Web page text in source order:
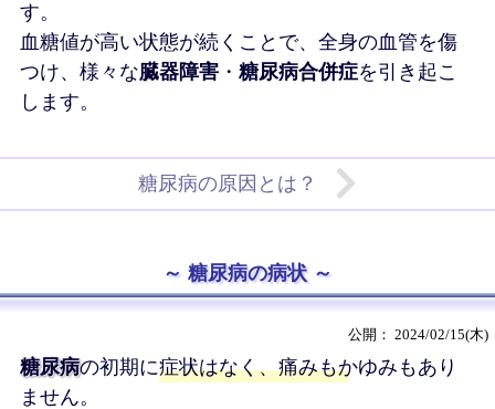
す。
血糖値が高い状態が続くことで、全身の血管を傷
つけ、様々な臓器障害 ・ 糖尿病合併症を引き起こ
します。
糖尿病の原因とは？
糖尿病の病状
2024/02/15(木)
糖尿病の初期に症状はなく、痛みもかゆみもあり
ません。